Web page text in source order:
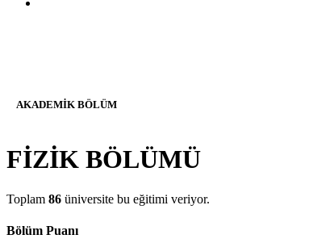
AKADEMIK BÖLÜM
FİZİK BÖLÜMÜ
Toplam 86 üniversite bu eğitimi veriyor.
Bölüm Puanı